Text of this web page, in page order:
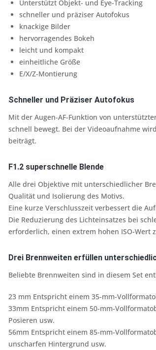
Unterstützt Objekt- und Eye-Tracking
schneller und präziser Autofokus
knackige Bilder
hervorragendes Bokeh
leicht und kompakt
einheitliche Größe
E/X/Z-Montierung
Schneller und Präziser Autofokus
Mit der Augen-AF-Funktion von
schnell bewegt. Bei der Videoaufnahme
beiträgt.
F1.2 superschnelle Blende
Alle drei Objektive mit unterschiedlicher
Qualität und Isolierung des Motivs.
Eine kurze Verschlusszeit verbessert die
Die Reduzierung des Lichteinsatzes bei
erforderlich, einen extrem hohen ISO-Wert
Drei Brennweiten erfüllen
Beliebte Brennweiten sind in diesem Set
23 mm Entspricht einem 35-mm-
33mm Entspricht einem 50-mm-
Posieren usw.
56mm Entspricht einem 85-mm-
unscharfen Hintergrund usw.